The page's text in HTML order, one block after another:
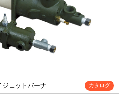
ジェットバーナ カタログ